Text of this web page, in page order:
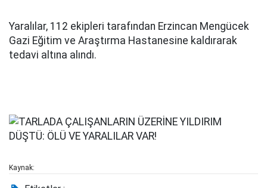
Yaralılar, 112 ekipleri tarafından Erzincan Mengücek
Gazi Eğitim ve Araştırma Hastanesine kaldırarak
tedavi altına alındı.
Kaynak: